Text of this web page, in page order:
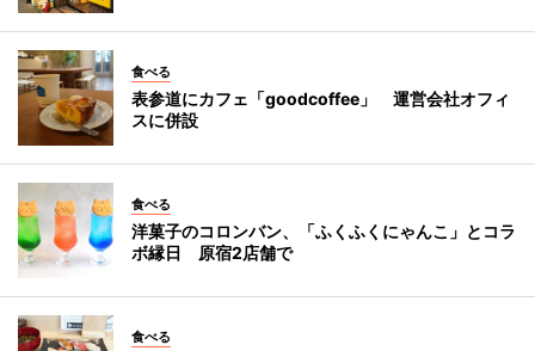
食べる
表参道にカフェ「goodcoffee」 運営会社オフィ
スに併設
食べる
洋菓子のコロンバン、「ふくふくにゃんこ」とコラ
ボ縁日 原宿2店舗で
食べる